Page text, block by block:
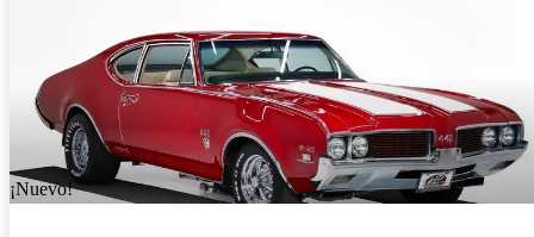
¡Nuevo!